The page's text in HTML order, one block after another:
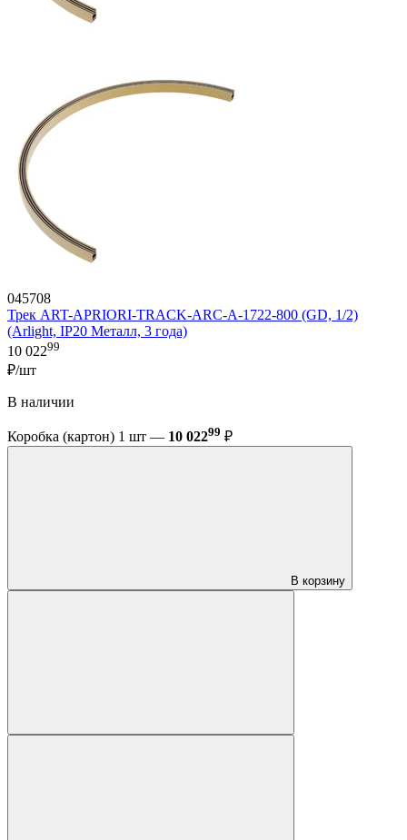
045708
Трек ART-APRIORI-TRACK-ARC-A-1722-800 (GD, 1/2)
(Arlight, IP20 Металл, 3 года)
10 02299
₽/шт
В наличии
Коробка (картон) 1 шт — 10 02299 ₽
В корзину